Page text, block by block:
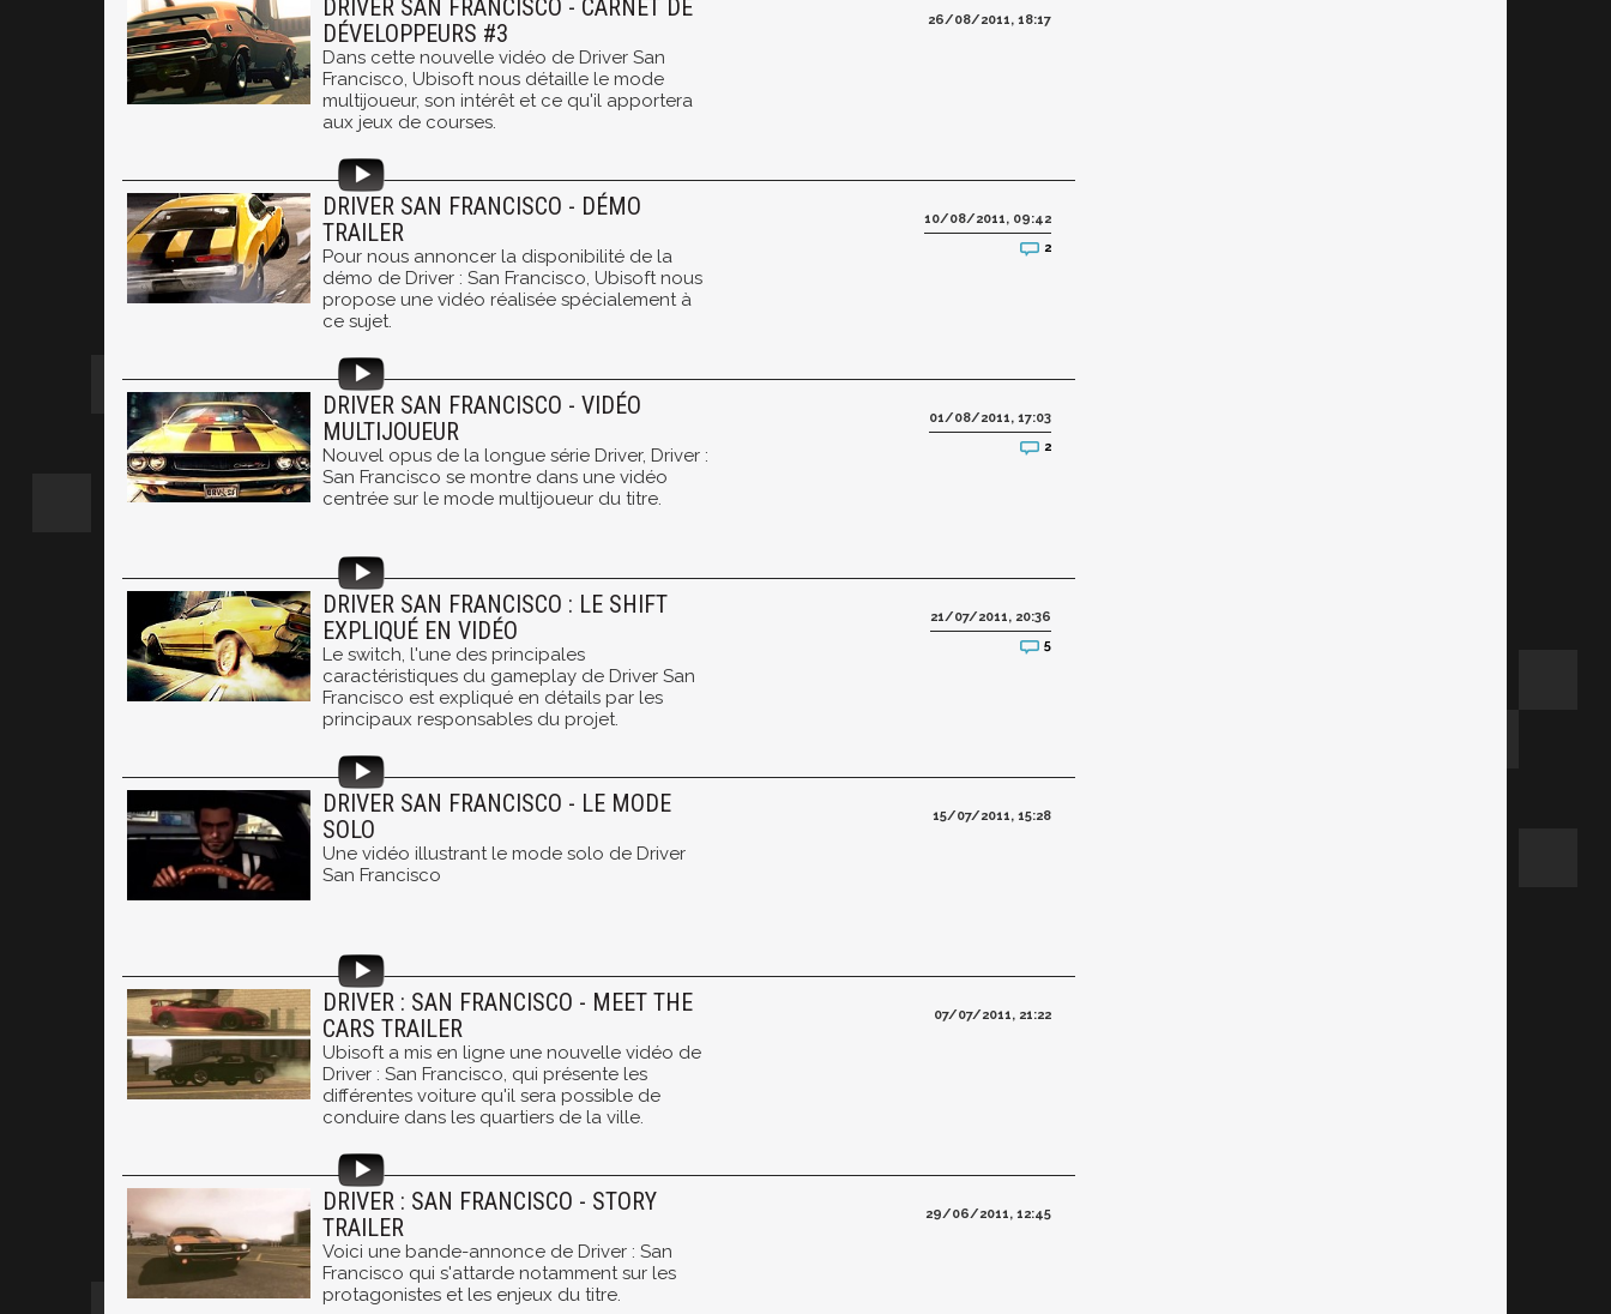
DRIVER SAN FRANCISCO - CARNET DE
DÉVELOPPEURS #3
Dans cette nouvelle vidéo de Driver San
Francisco, Ubisoft nous détaille le mode
multijoueur, son intérêt et ce qu'il apportera
aux jeux de courses.
26/08/2011, 18:17
DRIVER SAN FRANCISCO - DÉMO
TRAILER
Pour nous annoncer la disponibilité de la
démo de Driver : San Francisco, Ubisoft nous
propose une vidéo réalisée spécialement à
ce sujet.
10/08/2011, 09:42
2
DRIVER SAN FRANCISCO - VIDÉO
MULTIJOUEUR
Nouvel opus de la longue série Driver, Driver :
San Francisco se montre dans une vidéo
centrée sur le mode multijoueur du titre.
01/08/2011, 17:03
2
DRIVER SAN FRANCISCO : LE SHIFT
EXPLIQUÉ EN VIDÉO
Le switch, l'une des principales
caractéristiques du gameplay de Driver San
Francisco est expliqué en détails par les
principaux responsables du projet.
21/07/2011, 20:36
5
DRIVER SAN FRANCISCO - LE MODE
SOLO
Une vidéo illustrant le mode solo de Driver
San Francisco
15/07/2011, 15:28
DRIVER : SAN FRANCISCO - MEET THE
CARS TRAILER
Ubisoft a mis en ligne une nouvelle vidéo de
Driver : San Francisco, qui présente les
différentes voiture qu'il sera possible de
conduire dans les quartiers de la ville.
07/07/2011, 21:22
DRIVER : SAN FRANCISCO - STORY
TRAILER
Voici une bande-annonce de Driver : San
Francisco qui s'attarde notamment sur les
protagonistes et les enjeux du titre.
29/06/2011, 12:45